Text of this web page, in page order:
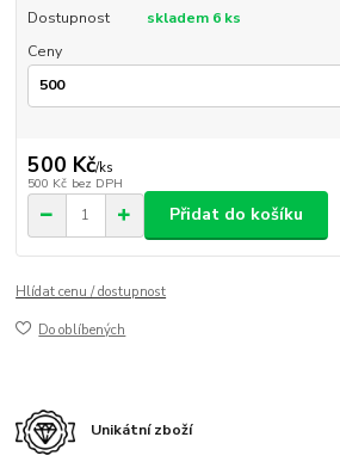
Dostupnost
skladem 6 ks
Ceny
500 Kč/ks
500 Kč bez DPH
Přidat do košíku
Hlídat cenu / dostupnost
Do oblíbených
Unikátní zboží